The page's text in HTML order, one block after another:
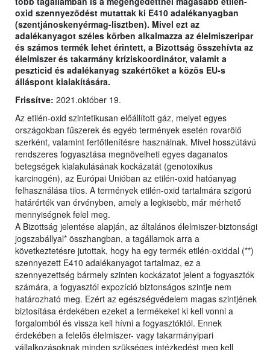
oxid szennyeződést mutattak ki E410 adalékanyagban
(szentjánoskenyérmag-lisztben). Mivel ezt az
adalékanyagot széles körben alkalmazza az élelmiszeripar
és számos termék lehet érintett, a Bizottság összehívta az
élelmiszer és takarmány kríziskoordinátor, valamit a
peszticid és adalékanyag szakértőket a közös EU-s
álláspont kialakítására.
Frissítve: 2021.október 19.
Az etilén-oxid szintetikusan előállított gáz, melyet egyes
országokban fűszerek és egyéb termények esetén rovarölő
szerként, valamint fertőtlenítésre használnak. Mivel hosszútávú
rendszeres fogyasztása megnövelheti egyes daganatos
betegségek kialakulásának kockázatát (genotoxikus
karcinogén), az Európai Unióban az etilén-oxid hatóanyag
felhasználása tilos. A termények etilén-oxid tartalmára szigorú
határérték van érvényben, amely a legkisebb, már mérhető
mennyiségnek felel meg.
A Bizottság jelentése alapján, az általános élelmiszer-biztonsági
jogszabállyal* összhangban, a tagállamok arra a
következtetésre jutottak, hogy ha egy termék etilén-oxiddal (**)
szennyezett E410 adalékanyagot tartalmaz, ez a
szennyezettség bármely szinten kockázatot jelent a fogyasztók
számára, a fogyasztói expozíció biztonságos szintje nem
határozható meg. Ezért az egészségvédelem magas szintjének
biztosítása érdekében ezeket a termékeket ki kell vonni a
forgalomból és vissza kell hívni a fogyasztóktól. Ennek
érdekében a felelős élelmiszer- vagy takarmányipari
vállalkozásoknak minden szükséges intézkedést meg kell